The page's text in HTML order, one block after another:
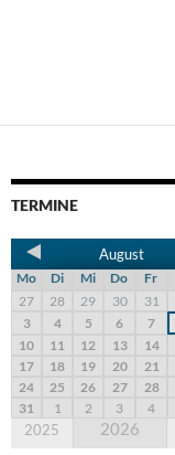
TERMINE
August
Mo Di Mi Do Fr
27
28 29 30 31
3
4 5 6 7
10
11 12 13 14
17
18 19 20 21
24
25 26 27 28
31
1 2 3 4
2025 2026